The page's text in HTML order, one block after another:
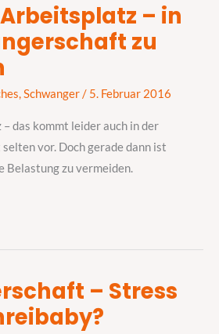
– in
zu
,Schwanger/ 5. Februar 2016
das kommt leider auch in der
vor. Doch gerade dann ist
Belastung zu vermeiden.
– Stress